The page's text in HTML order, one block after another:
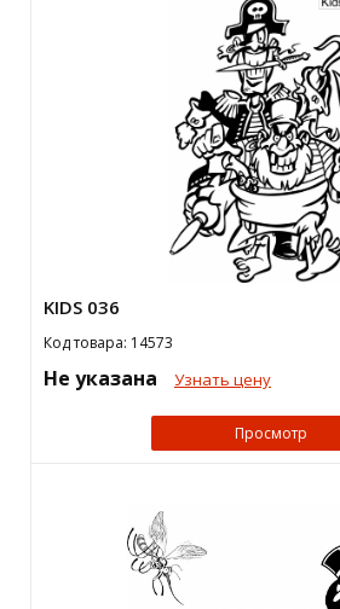
KIDS 036
Код товара: 14573
Не указана Узнать цену
Просмотр